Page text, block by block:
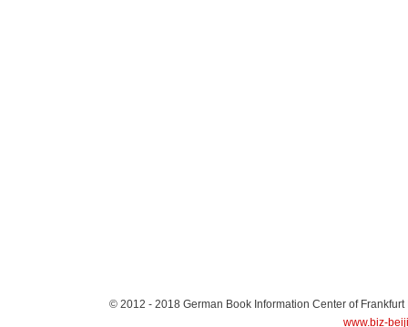
© 2012 - 2018 German Book Information Center of Frankfurt
www.biz-